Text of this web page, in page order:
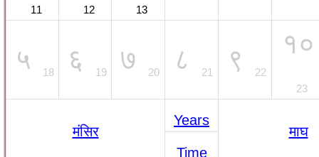
11 12 13
५ 18 ६ 19 ७ 20 ८ 21 ९ 22
१०
23
मंसिर
Years
माघ
Time